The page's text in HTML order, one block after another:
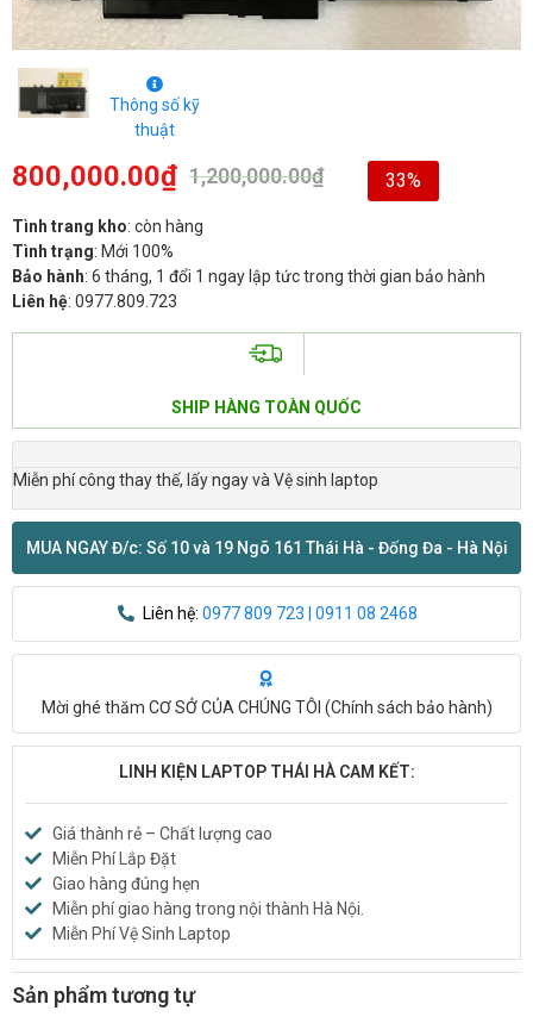
Thông số kỹ
thuật
1,200,000.00₫
800,000.00₫ 33%
Tình trang kho: còn hàng
Tình trạng: Mới 100%
Bảo hành: 6 tháng, 1 đổi 1 ngay lập tức trong thời gian bảo hành
Liên hệ: 0977.809.723
SHIP HÀNG TOÀN QUỐC
Miễn phí công thay thế, lấy ngay và Vệ sinh laptop
MUA NGAY Đ/c: Số 10 và 19 Ngõ 161 Thái Hà - Đống Đa - Hà Nội
Liên hệ: 0977 809 723 | 0911 08 2468
Mời ghé thăm CƠ SỞ CỦA CHÚNG TÔI (Chính sách bảo hành)
LINH KIỆN LAPTOP THÁI HÀ CAM KẾT:
Giá thành rẻ – Chất lượng cao
Miễn Phí Lắp Đặt
Giao hàng đúng hẹn
Miễn phí giao hàng trong nội thành Hà Nội.
Miễn Phí Vệ Sinh Laptop
Sản phẩm tương tự